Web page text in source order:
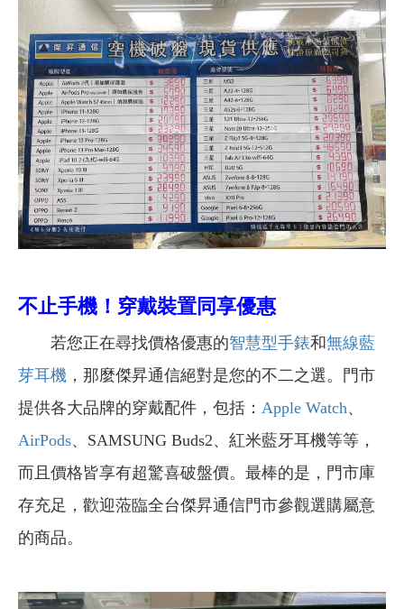
不止手機！穿戴裝置同享優惠
若您正在尋找價格優惠的智慧型手錶和無線藍
芽耳機 ，那麼傑昇通信絕對是您的不二之選。門市
提供各大品牌的穿戴配件，包括： Apple Watch、
AirPods、SAMSUNG Buds2、紅米藍牙耳機等等，
而且價格皆享有超驚喜破盤價。最棒的是，門市庫
存充足，歡迎蒞臨全台傑昇通信門市參觀選購屬意
的商品。